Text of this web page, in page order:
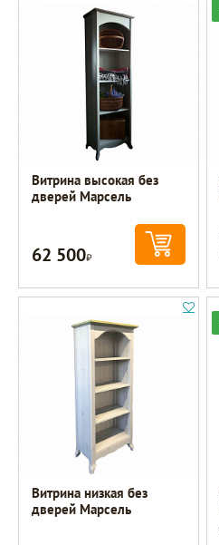
Витрина высокая без
дверей Марсель
62 500Р
Витрина низкая без
дверей Марсель